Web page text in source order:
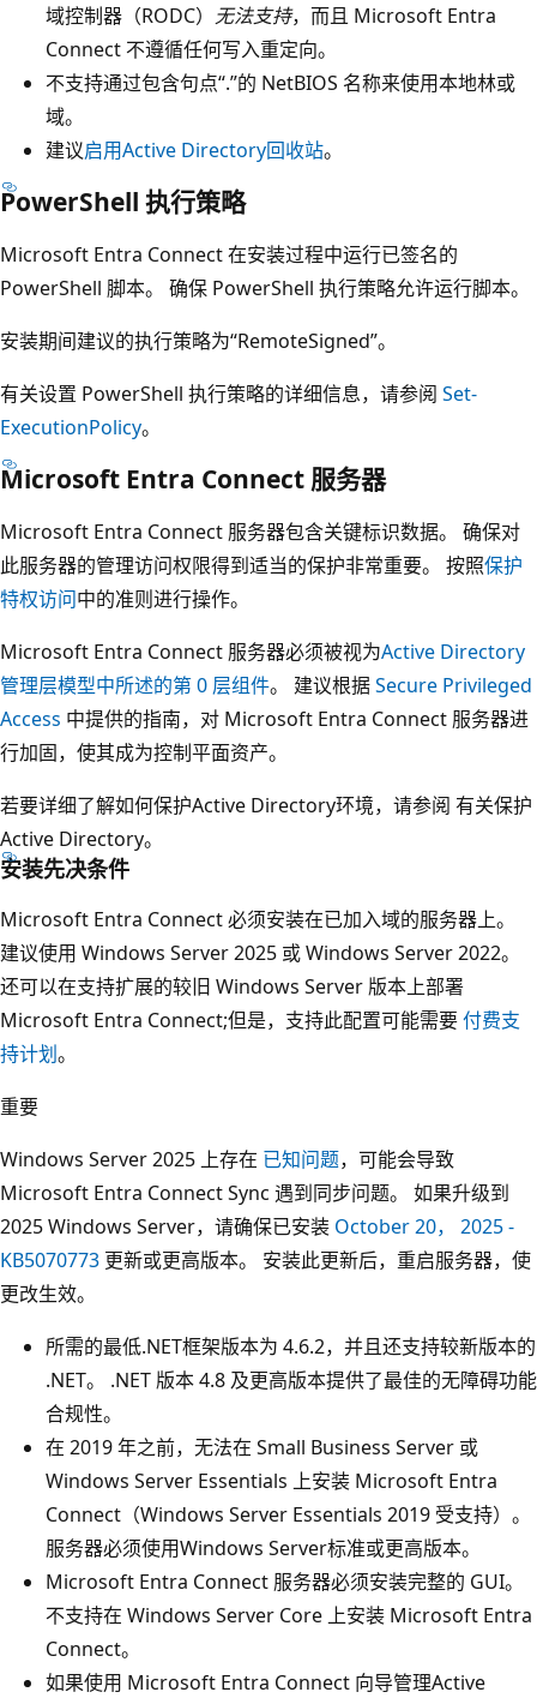
域控制器（RODC） 无法支持，而且 Microsoft Entra
Connect 不遵循任何写入重定向。
不支持通过包含句点“.”的 NetBIOS 名称来使用本地林或
域。
建议启用Active Directory回收站。
PowerShell 执行策略
Microsoft Entra Connect 在安装过程中运行已签名的
PowerShell 脚本。 确保 PowerShell 执行策略允许运行脚本。
安装期间建议的执行策略为“RemoteSigned”。
有关设置 PowerShell 执行策略的详细信息，请参阅 Set-
ExecutionPolicy。
Microsoft Entra Connect 服务器
Microsoft Entra Connect 服务器包含关键标识数据。 确保对
此服务器的管理访问权限得到适当的保护非常重要。 按照保护
特权访问中的准则进行操作。
Microsoft Entra Connect 服务器必须被视为Active Directory
管理层模型中所述的第 0 层组件。 建议根据Secure Privileged
Access 中提供的指南，对 Microsoft Entra Connect 服务器进
行加固，使其成为控制平面资产。
若要详细了解如何保护Active Directory环境，请参阅 有关保护
Active Directory。
安装先决条件
Microsoft Entra Connect 必须安装在已加入域的服务器上。
建议使用 Windows Server 2025 或 Windows Server 2022。
还可以在支持扩展的较旧 Windows Server 版本上部署
Microsoft Entra Connect;但是，支持此配置可能需要付费支
持计划。
重要
Windows Server 2025 上存在 已知问题，可能会导致
Microsoft Entra Connect Sync 遇到同步问题。 如果升级到
2025 Windows Server，请确保已安装 October 20， 2025 -
KB5070773 更新或更高版本。 安装此更新后，重启服务器，使
更改生效。
所需的最低.NET框架版本为 4.6.2，并且还支持较新版本的
.NET。 .NET 版本 4.8 及更高版本提供了最佳的无障碍功能
合规性。
在 2019 年之前，无法在 Small Business Server 或
Windows Server Essentials 上安装 Microsoft Entra
Connect（Windows Server Essentials 2019 受支持）。
服务器必须使用Windows Server标准或更高版本。
Microsoft Entra Connect 服务器必须安装完整的 GUI。
不支持在 Windows Server Core 上安装 Microsoft Entra
Connect。
如果使用 Microsoft Entra Connect 向导管理Active